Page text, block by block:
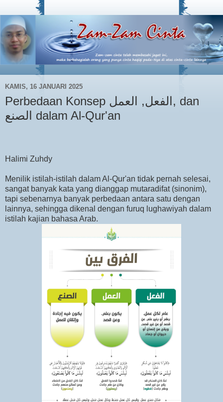
KAMIS, 16 JANUARI 2025
Perbedaan Konsep الفعل, العمل, dan
الصنع dalam Al-Qur'an
Halimi Zuhdy
Menilik istilah-istilah dalam Al-Qur'an tidak pernah selesai,
sangat banyak kata yang dianggap mutaradifat (sinonim),
tapi sebenarnya banyak perbedaan antara satu dengan
lainnya, sehingga dikenal dengan furuq lughawiyah dalam
istilah kajian bahasa Arab.